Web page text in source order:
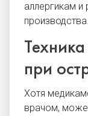
аллергикам и
производства.
при
Хотя
врачом,